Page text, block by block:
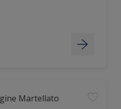
Martellato